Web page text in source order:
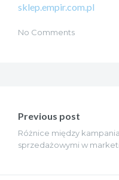
sklep.empir.com.pl
No Comments
wpisu
Previous post
Różnice między
sprzedażowymi w